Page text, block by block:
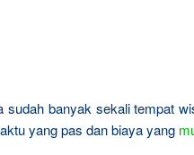
sudah banyak sekali tempat
yang pas dan biaya yang